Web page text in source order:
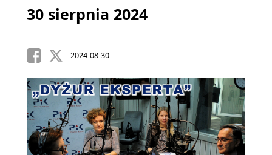
30 sierpnia 2024
2024-08-30